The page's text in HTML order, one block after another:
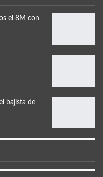
el 8M con
bajista de